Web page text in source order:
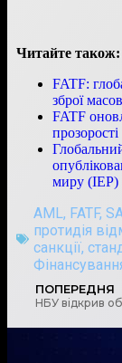
Читайте також:
FATF:
зброї
FATF
миру (IEP)
AML, FATF,
протидія
санкції,
ПОПЕРЕДНЯ